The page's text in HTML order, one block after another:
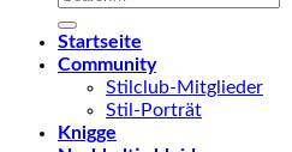
Startseite
Community
Stilclub-Mitglieder
Stil-Porträt
Knigge